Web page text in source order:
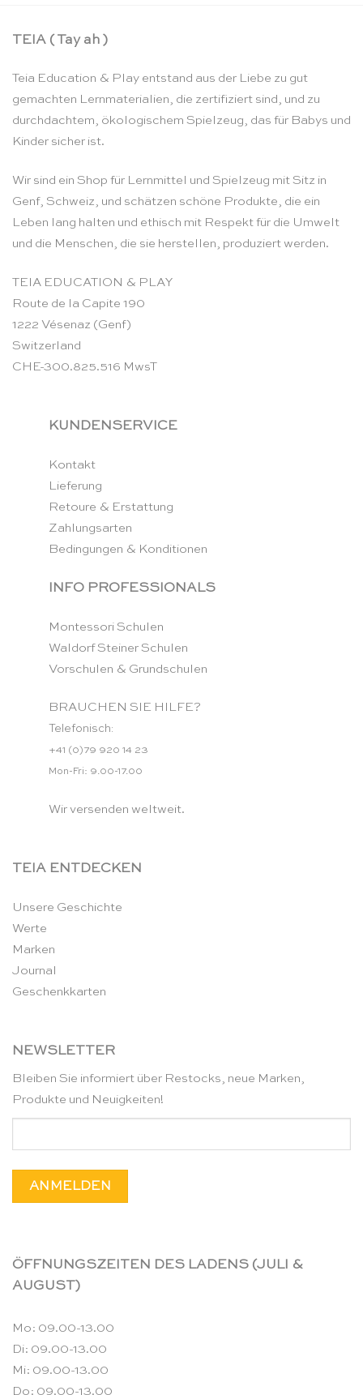
TEIA ( Tay ah )
Teia Education & Play entstand aus der Liebe zu gut
gemachten Lernmaterialien, die zertifiziert sind, und zu
durchdachtem, ökologischem Spielzeug, das für Babys und
Kinder sicher ist.
Wir sind ein Shop für Lernmittel und Spielzeug mit Sitz in
Genf, Schweiz, und schätzen schöne Produkte, die ein
Leben lang halten und ethisch mit Respekt für die Umwelt
und die Menschen, die sie herstellen, produziert werden.
TEIA EDUCATION & PLAY
Route de la Capite 190
1222 Vésenaz (Genf)
Switzerland
CHE-300.825.516 MwsT
KUNDENSERVICE
Kontakt
Lieferung
Retoure & Erstattung
Zahlungsarten
Bedingungen & Konditionen
INFO PROFESSIONALS
Montessori Schulen
Waldorf Steiner Schulen
Vorschulen & Grundschulen
BRAUCHEN SIE HILFE?
Telefonisch:
+41 (0)79 920 14 23
Mon-Fri: 9.00-17.00
Wir versenden weltweit.
TEIA ENTDECKEN
Unsere Geschichte
Werte
Marken
Journal
Geschenkkarten
NEWSLETTER
Bleiben Sie informiert über Restocks, neue Marken,
Produkte und Neuigkeiten!
ÖFFNUNGSZEITEN DES LADENS (JULI &
AUGUST)
Mo: 09.00-13.00
Di: 09.00-13.00
Mi: 09.00-13.00
Do: 09.00-13.00